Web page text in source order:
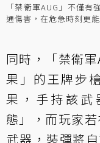
「禁衛軍AUG」不僅
通傷害，在危急時刻更
同時，「禁衛
果」的王牌步
果，手持該
態」，而玩家
武器，裝彈將